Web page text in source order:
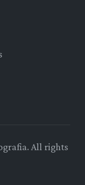
All rights